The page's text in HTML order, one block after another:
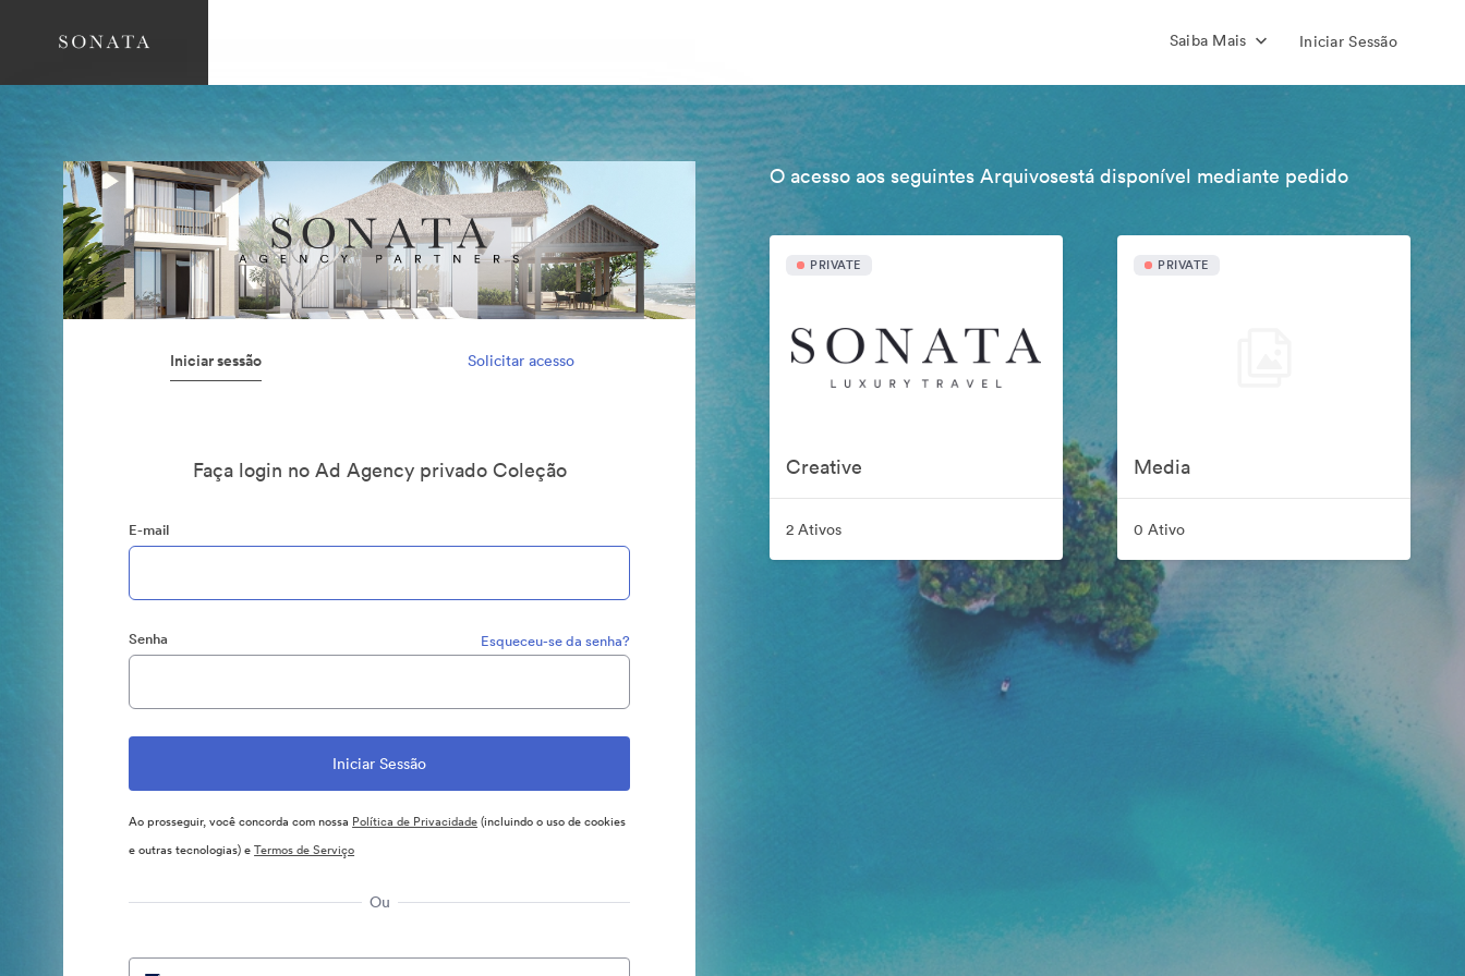
Saiba Mais Iniciar Sessão
Iniciar sessão Solicitar acesso
Faça login no Ad Agency privado Coleção
E-mail
Senha Esqueceu-se da senha?
Ao prosseguir, você concorda com nossa Política de Privacidade(incluindo o uso de cookies
e outras tecnologias) eTermos de Serviço
Ou
O acesso aos seguintes Arquivosestá disponível mediante pedido
PRIVATE
Creative
2 Ativos
PRIVATE
Media
0 Ativo